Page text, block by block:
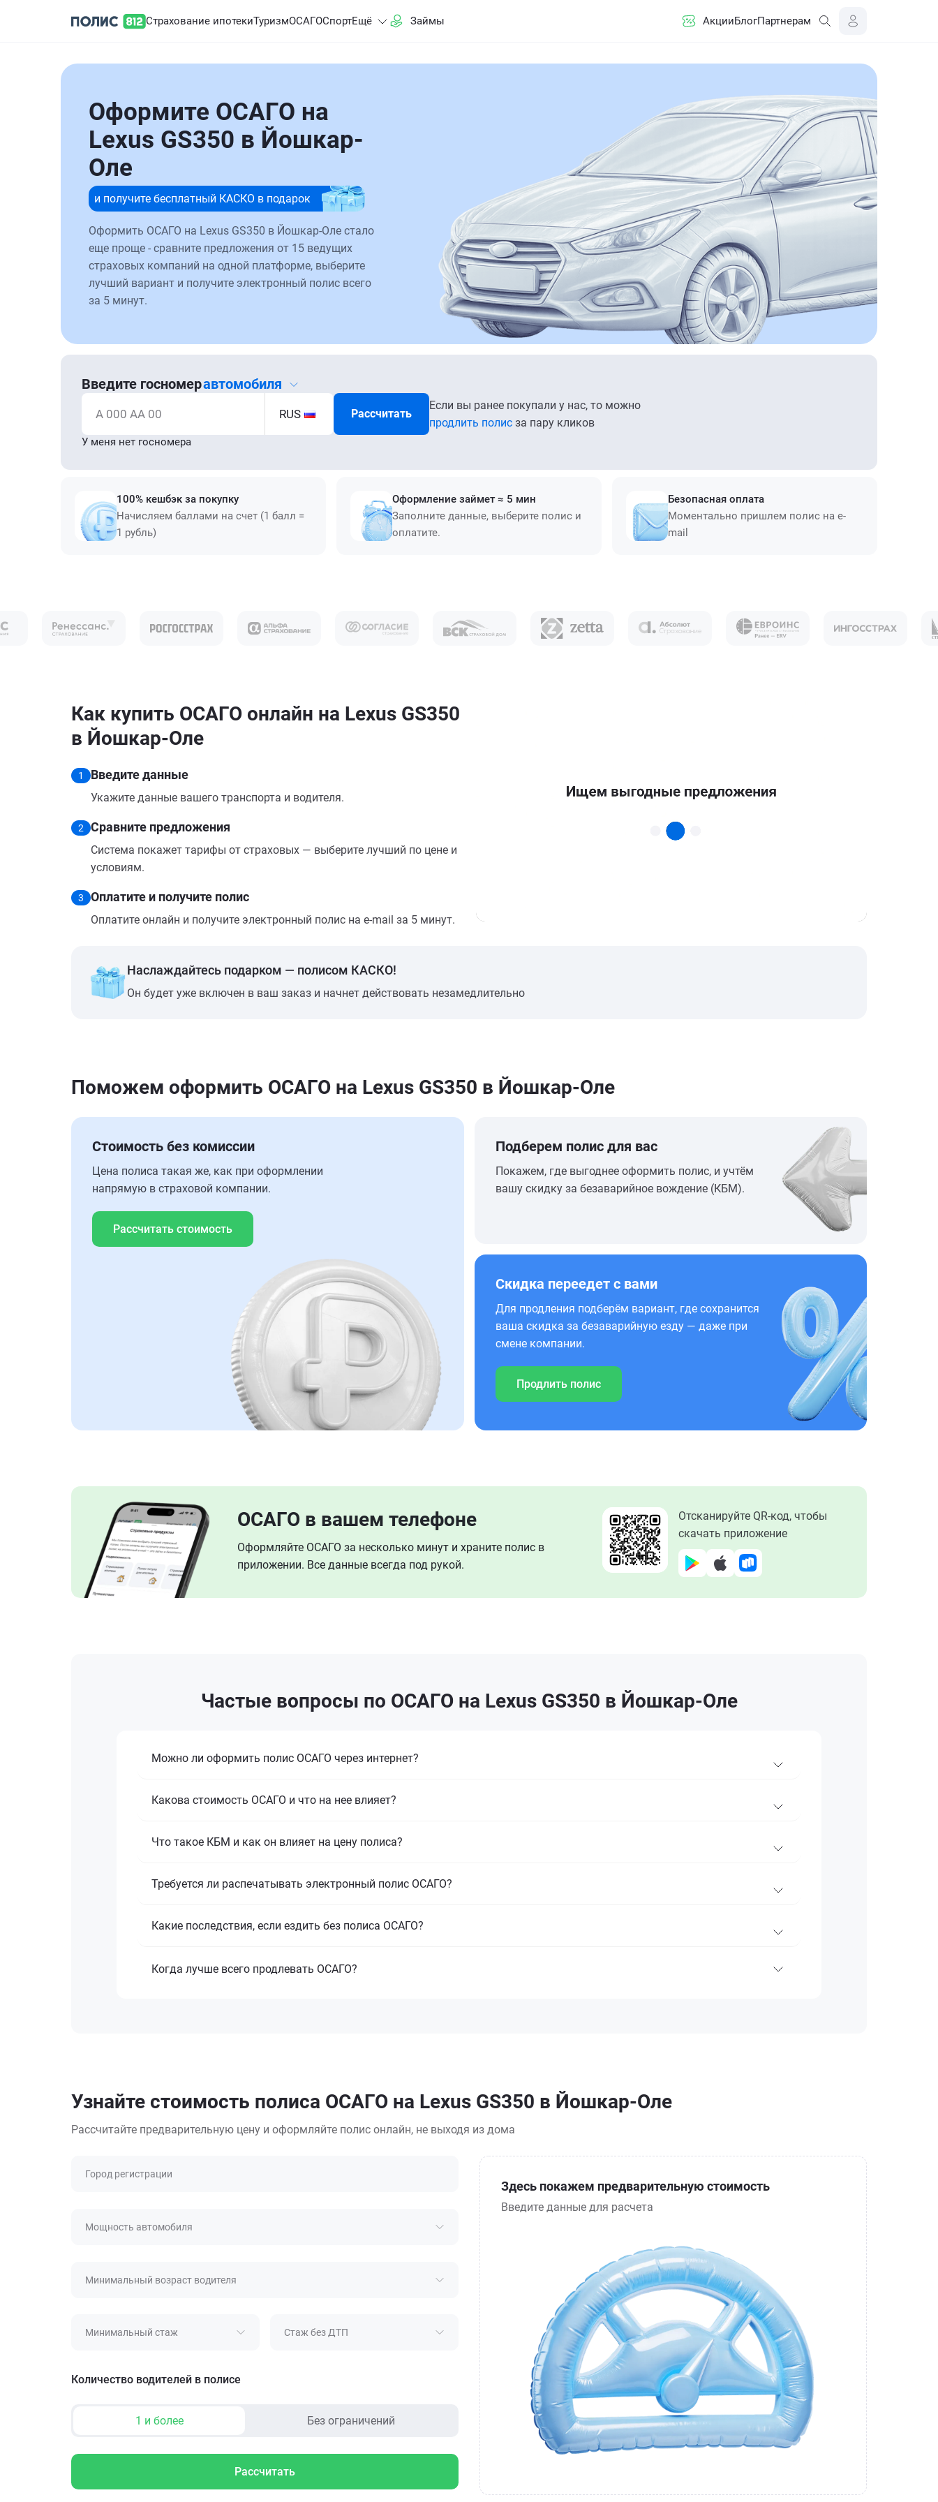
Страхование ипотекиТуризмОСАГОСпортЕщё Займы АкцииБлогПартнерам
Оформите ОСАГО на
Lexus GS350 в Йошкар-
Оле
и получите бесплатный КАСКО в подарок
Оформить ОСАГО на Lexus GS350 в Йошкар-Оле стало
еще проще - сравните предложения от 15 ведущих
страховых компаний на одной платформе, выберите
лучший вариант и получите электронный полис всего
за 5 минут.
Введите госномеравтомобиля
А 000 АА 00 RUS Рассчитать
Если вы ранее покупали у нас, то можно
продлить полис за пару кликов
У меня нет госномера
100% кешбэк за покупку
Начисляем баллами на счет (1 балл =
1 рубль)
Оформление займет ≈ 5 мин
Заполните данные, выберите полис и
оплатите.
Безопасная оплата
Моментально пришлем полис на e-
mail
Как купить ОСАГО онлайн на Lexus GS350
в Йошкар-Оле
1 Введите данные
Укажите данные вашего транспорта и водителя.
2 Сравните предложения
Система покажет тарифы от страховых — выберите лучший по цене и
условиям.
3 Оплатите и получите полис
Оплатите онлайн и получите электронный полис на e-mail за 5 минут.
Наслаждайтесь подарком — полисом КАСКО!
Он будет уже включен в ваш заказ и начнет действовать незамедлительно
Поможем оформить ОСАГО на Lexus GS350 в Йошкар-Оле
Стоимость без комиссии
Цена полиса такая же, как при оформлении
напрямую в страховой компании.
Рассчитать стоимость
Подберем полис для вас
Покажем, где выгоднее оформить полис, и учтём
вашу скидку за безаварийное вождение (КБМ).
Скидка переедет с вами
Для продления подберём вариант, где сохранится
ваша скидка за безаварийную езду — даже при
смене компании.
Продлить полис
ОСАГО в вашем телефоне
Оформляйте ОСАГО за несколько минут и храните полис в
приложении. Все данные всегда под рукой.
Отсканируйте QR-код, чтобы
скачать приложение
Частые вопросы по ОСАГО на Lexus GS350 в Йошкар-Оле
Можно ли оформить полис ОСАГО через интернет?
Какова стоимость ОСАГО и что на нее влияет?
Что такое КБМ и как он влияет на цену полиса?
Требуется ли распечатывать электронный полис ОСАГО?
Какие последствия, если ездить без полиса ОСАГО?
Когда лучше всего продлевать ОСАГО?
Узнайте стоимость полиса ОСАГО на Lexus GS350 в Йошкар-Оле
Рассчитайте предварительную цену и оформляйте полис онлайн, не выходя из дома
Город регистрации
Мощность автомобиля
Минимальный возраст водителя
Минимальный стаж Стаж без ДТП
Количество водителей в полисе
1 и более Без ограничений
Рассчитать
Здесь покажем предварительную стоимость
Введите данные для расчета